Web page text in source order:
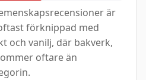
är
förknippad med
och vanilj, där bakverk,
oftare än